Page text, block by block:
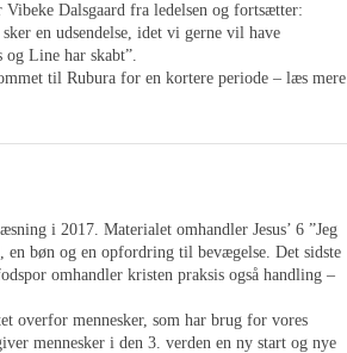
Dalsgaard fra ledelsen og fortsætter:
en udsendelse, idet vi gerne vil have
og Line har skabt”.
til Rubura for en kortere periode – læs mere
i 2017. Materialet omhandler Jesus’ 6 ”Jeg
bøn og en opfordring til bevægelse. Det sidste
omhandler kristen praksis også handling –
overfor mennesker, som har brug for vores
mennesker i den 3. verden en ny start og nye